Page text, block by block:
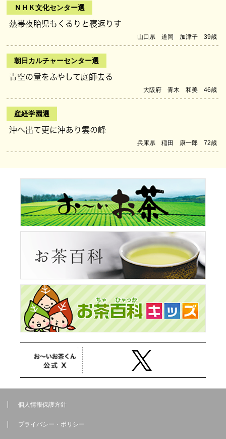
ＮＨＫ文化センター選
熱帯夜胎児もくるりと寝返りす
山口県 道岡 加津子 39歳
朝日カルチャーセンター選
青空の量をふやして庭師去る
大阪府 青木 和美 46歳
産経学園選
沖へ出て更に沖あり雲の峰
兵庫県 稲田 康一郎 72歳
個人情報保護方針
プライバシー・ポリシー